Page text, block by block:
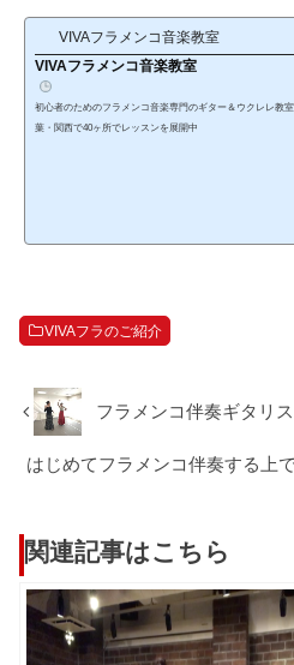
VIVAフラメンコ音楽教室
VIVAフラメンコ音楽教室
初心者のためのフラメンコ音楽専門のギター＆ウクレレ教
葉・関西で40ヶ所でレッスンを展開中
VIVAフラのご紹介
フラメンコ伴奏ギタリ
はじめてフラメンコ伴奏する上
関連記事はこちら